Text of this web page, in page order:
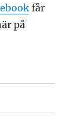
får
på